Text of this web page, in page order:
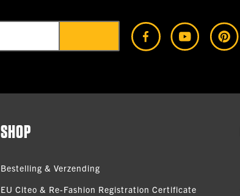
SHOP
Bestelling & Verzending
EU Citeo & Re-Fashion Registration Certificate